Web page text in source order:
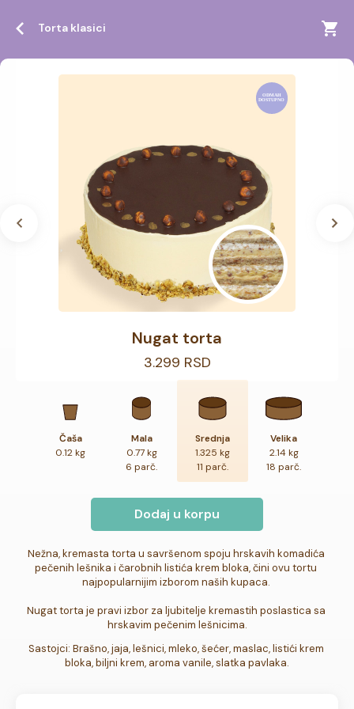
Torta klasici
Nugat torta
3.299 RSD
Čaša
0.12 kg
Mala
0.77 kg
6 parč.
Srednja
1.325 kg
11 parč.
Velika
2.14 kg
18 parč.
Dodaj u korpu
Nežna, kremasta torta u savršenom spoju hrskavih komadića
pečenih lešnika i čarobnih listića krem bloka, čini ovu tortu
najpopularnijim izborom naših kupaca.
Nugat torta je pravi izbor za ljubitelje kremastih poslastica sa
hrskavim pečenim lešnicima.
Sastojci: Brašno, jaja, lešnici, mleko, šećer, maslac, listići krem
bloka, biljni krem, aroma vanile, slatka pavlaka.